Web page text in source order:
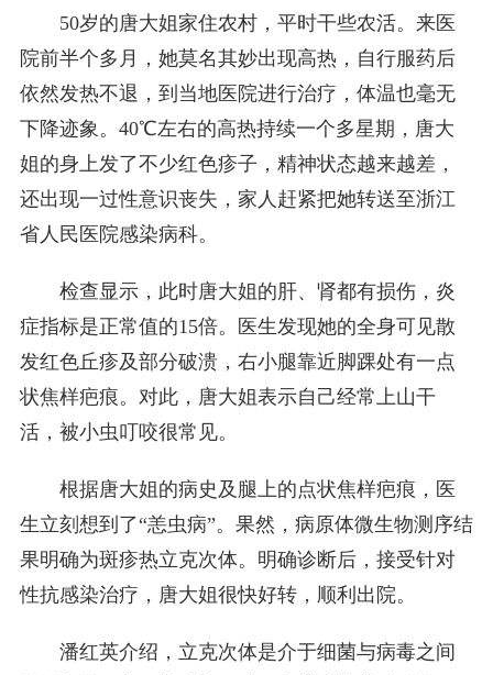
50岁的唐大姐家住农村，平时干些农活。来医
院前半个多月，她莫名其妙出现高热，自行服药后
依然发热不退，到当地医院进行治疗，体温也毫无
下降迹象。40℃左右的高热持续一个多星期，唐大
姐的身上发了不少红色疹子，精神状态越来越差，
还出现一过性意识丧失，家人赶紧把她转送至浙江
省人民医院感染病科。
检查显示，此时唐大姐的肝、肾都有损伤，炎
症指标是正常值的15倍。医生发现她的全身可见散
发红色丘疹及部分破溃，右小腿靠近脚踝处有一点
状焦样疤痕。对此，唐大姐表示自己经常上山干
活，被小虫叮咬很常见。
根据唐大姐的病史及腿上的点状焦样疤痕，医
生立刻想到了“恙虫病”。果然，病原体微生物测序结
果明确为斑疹热立克次体。明确诊断后，接受针对
性抗感染治疗，唐大姐很快好转，顺利出院。
潘红英介绍，立克次体是介于细菌与病毒之间